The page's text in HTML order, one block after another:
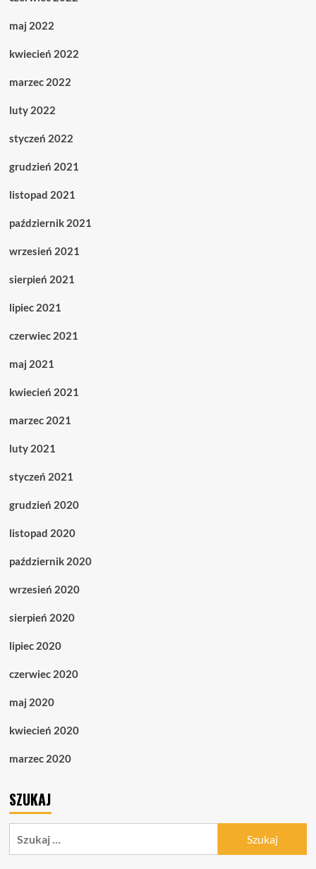
maj 2022
kwiecień 2022
marzec 2022
luty 2022
styczeń 2022
grudzień 2021
listopad 2021
październik 2021
wrzesień 2021
sierpień 2021
lipiec 2021
czerwiec 2021
maj 2021
kwiecień 2021
marzec 2021
luty 2021
styczeń 2021
grudzień 2020
listopad 2020
październik 2020
wrzesień 2020
sierpień 2020
lipiec 2020
czerwiec 2020
maj 2020
kwiecień 2020
marzec 2020
SZUKAJ